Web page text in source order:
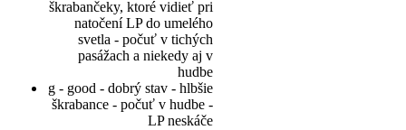
škrabančeky, ktoré vidieť pri
natočení LP do umelého
svetla - počuť v tichých
pasážach a niekedy aj v
hudbe
g - good - dobrý stav - hlbšie
škrabance - počuť v hudbe -
LP neskáče